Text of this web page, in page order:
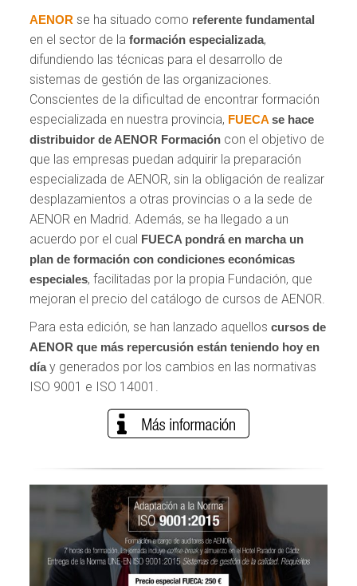
AENOR se ha situado como referente fundamental
en el sector de laformación especializada,
difundiendo las técnicas para el desarrollo de
sistemas de gestión de las organizaciones.
Conscientes de la dificultad de encontrar formación
especializada en nuestra provincia, FUECA se hace
distribuidor de AENOR Formación con el objetivo de
que las empresas puedan adquirir la preparación
especializada de AENOR, sin la obligación de realizar
desplazamientos a otras provincias o a la sede de
AENOR en Madrid. Además, se ha llegado a un
acuerdo por el cual FUECA pondrá en marcha un
plan de formación con condiciones económicas
especiales, facilitadas por la propia Fundación, que
mejoran el precio del catálogo de cursos de AENOR.
Para esta edición, se han lanzado aquelloscursos de
AENOR que más repercusión están teniendo hoy en
díay generados por los cambios en las normativas
ISO 9001 e ISO 14001.